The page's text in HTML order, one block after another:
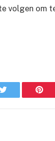
volgen om
Twitter